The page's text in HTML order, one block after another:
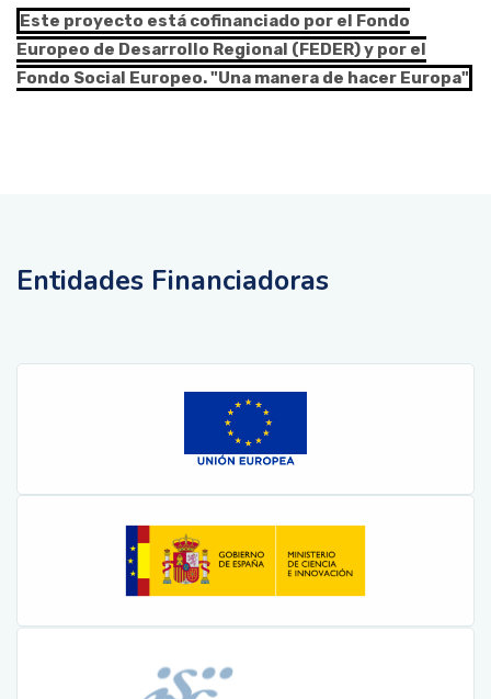
Este proyecto está cofinanciado por el Fondo
Europeo de Desarrollo Regional (FEDER) y por el
Fondo Social Europeo. "Una manera de hacer Europa"
Entidades Financiadoras